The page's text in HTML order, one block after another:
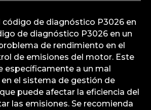
código de diagnóstico P3026 en
de diagnóstico P3026 en un
de rendimiento en el
de emisiones del motor. Este
específicamente a un mal
el sistema de gestión de
puede afectar la eficiencia del
las emisiones. Se recomienda